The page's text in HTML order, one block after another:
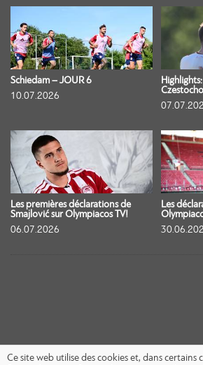
Schiedam – JOUR 6
10.07.2026
Les premières déclarations de
Smajlović sur Olympiacos TV!
06.07.2026
Les
Ce site web utilise des cookies et, dans certains